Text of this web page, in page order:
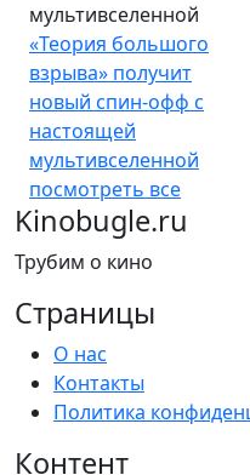
мультивселенной
«Теория большого
взрыва» получит
новый спин-офф с
настоящей
мультивселенной
посмотреть все
Kinobugle.ru
Трубим о кино
Страницы
О нас
Контакты
Политика
Контент